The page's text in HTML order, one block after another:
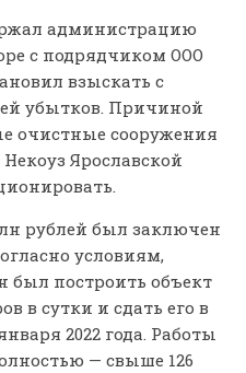
администрацию
с подрядчиком ООО
взыскать с
убытков. Причиной
очистные сооружения
Ярославской
рублей был заключен
условиям,
был построить объект
в сутки и сдать его в
2022 года. Работы
— свыше 126